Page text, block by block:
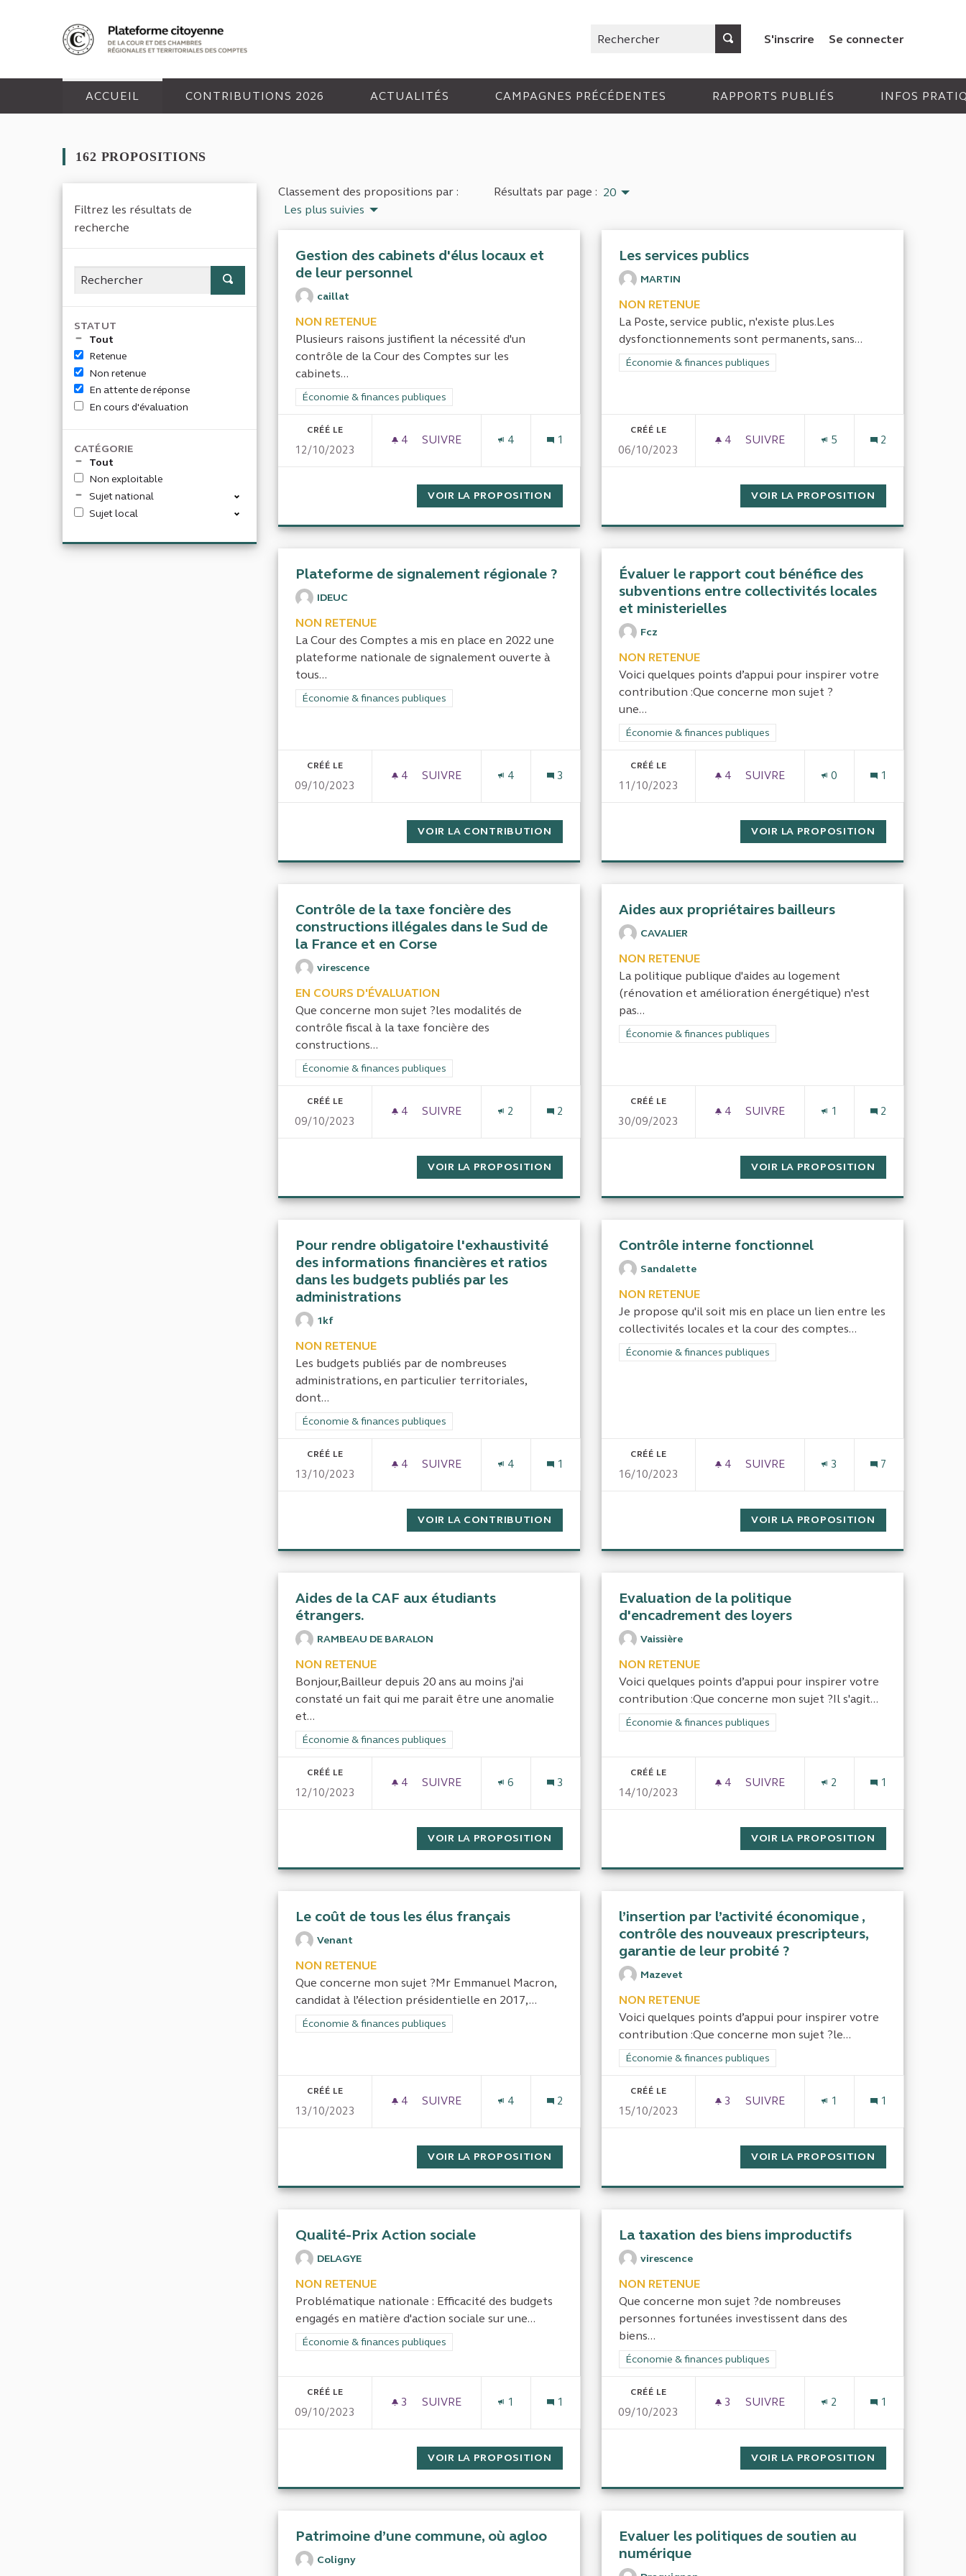
Rechercher S'inscrire Se connecter
ACCUEIL CONTRIBUTIONS 2026 ACTUALITÉS CAMPAGNES PRÉCÉDENTES RAPPORTS PUBLIÉS INFOS
162 PROPOSITIONS
Filtrez les résultats de
recherche
STATUT
Tout
Retenue
Non retenue
En attente de réponse
En cours d'évaluation
CATÉGORIE
Tout
Non exploitable
Sujet national
Sujet local
Classement des propositions par :
Les plus suivies
Résultats par page : 20
Gestion des cabinets d'élus locaux et
de leur personnel
caillat
NON RETENUE
Plusieurs raisons justifient la nécessité d'un
contrôle de la Cour des Comptes sur les
cabinets...
Filtrer les résultats de la catégorie : Économie & finances publiques
Économie & finances publiques
CRÉÉ LE
12/10/2023
4 4 ABONNÉS
SUIVRE
GESTION DES CABINETS D'ÉLUS LOCAUX ET DE LEUR PERSONNEL
4 1
VOIR LA PROPOSITION GESTION DES CABINETS D'ÉLUS LOCAUX ET DE LEUR PERSONNEL
Les services publics
MARTIN
NON RETENUE
La Poste, service public, n'existe plus.Les
dysfonctionnements sont permanents, sans...
Filtrer les résultats de la catégorie : Économie & finances publiques
Économie & finances publiques
CRÉÉ LE
06/10/2023
4 4 ABONNÉS
SUIVRE
5 2
VOIR LA PROPOSITION
Plateforme de signalement régionale ?
IDEUC
NON RETENUE
La Cour des Comptes a mis en place en 2022 une
plateforme nationale de signalement ouverte à
tous...
Filtrer les résultats de la catégorie : Économie & finances publiques
Économie & finances publiques
CRÉÉ LE
09/10/2023
4 4 ABONNÉS
SUIVRE
PLATEFORME DE SIGNALEMENT RÉGIONALE ?
4 3
VOIR LA CONTRIBUTION PLATEFORME DE SIGNALEMENT RÉGIONALE ?
Évaluer le rapport cout bénéfice des
subventions entre collectivités locales
et ministerielles
Fcz
NON RETENUE
Voici quelques points d’appui pour inspirer votre
contribution :Que concerne mon sujet ?
une...
Filtrer les résultats de la catégorie : Économie & finances publiques
Économie & finances publiques
CRÉÉ LE
11/10/2023
4 4 ABONNÉS
SUIVRE
0 1
VOIR LA PROPOSITION
Contrôle de la taxe foncière des
constructions illégales dans le Sud de
la France et en Corse
virescence
EN COURS D'ÉVALUATION
Que concerne mon sujet ?les modalités de
contrôle fiscal à la taxe foncière des
constructions...
Filtrer les résultats de la catégorie : Économie & finances publiques
Économie & finances publiques
CRÉÉ LE
09/10/2023
4 4 ABONNÉS
SUIVRE
CONTRÔLE DE LA TAXE FONCIÈRE DES CONSTRUCTIONS ILLÉGALES DANS LE SUD DE LA FRANCE ET
2 2
VOIR LA PROPOSITION CONTRÔLE DE LA TAXE FONCIÈRE DES CONSTRUCTIONS ILLÉGALES DANS
Aides aux propriétaires bailleurs
CAVALIER
NON RETENUE
La politique publique d'aides au logement
(rénovation et amélioration énergétique) n'est
pas...
Filtrer les résultats de la catégorie : Économie & finances publiques
Économie & finances publiques
CRÉÉ LE
30/09/2023
4 4 ABONNÉS
SUIVRE
1 2
VOIR LA PROPOSITION
Pour rendre obligatoire l'exhaustivité
des informations financières et ratios
dans les budgets publiés par les
administrations
1kf
NON RETENUE
Les budgets publiés par de nombreuses
administrations, en particulier territoriales,
dont...
Filtrer les résultats de la catégorie : Économie & finances publiques
Économie & finances publiques
CRÉÉ LE
13/10/2023
4 4 ABONNÉS
SUIVRE
POUR RENDRE OBLIGATOIRE L'EXHAUSTIVITÉ DES INFORMATIONS FINANCIÈRES ET RATIOS DANS
4 1
VOIR LA CONTRIBUTION POUR RENDRE OBLIGATOIRE L'EXHAUSTIVITÉ DES INFORMATIONS
Contrôle interne fonctionnel
Sandalette
NON RETENUE
Je propose qu'il soit mis en place un lien entre les
collectivités locales et la cour des comptes...
Filtrer les résultats de la catégorie : Économie & finances publiques
Économie & finances publiques
CRÉÉ LE
16/10/2023
4 4 ABONNÉS
SUIVRE
3 7
VOIR LA PROPOSITION
Aides de la CAF aux étudiants
étrangers.
RAMBEAU DE BARALON
NON RETENUE
Bonjour,Bailleur depuis 20 ans au moins j'ai
constaté un fait qui me parait être une anomalie
et...
Filtrer les résultats de la catégorie : Économie & finances publiques
Économie & finances publiques
CRÉÉ LE
12/10/2023
4 4 ABONNÉS
SUIVRE
AIDES DE LA CAF AUX ÉTUDIANTS ÉTRANGERS.
6 3
VOIR LA PROPOSITION AIDES DE LA CAF AUX ÉTUDIANTS ÉTRANGERS.
Evaluation de la politique
d'encadrement des loyers
Vaissière
NON RETENUE
Voici quelques points d’appui pour inspirer votre
contribution :Que concerne mon sujet ?Il s'agit...
Filtrer les résultats de la catégorie : Économie & finances publiques
Économie & finances publiques
CRÉÉ LE
14/10/2023
4 4 ABONNÉS
SUIVRE
2 1
VOIR LA PROPOSITION
Le coût de tous les élus français
Venant
NON RETENUE
Que concerne mon sujet ?Mr Emmanuel Macron,
candidat à l’élection présidentielle en 2017,...
Filtrer les résultats de la catégorie : Économie & finances publiques
Économie & finances publiques
CRÉÉ LE
13/10/2023
4 4 ABONNÉS
SUIVRE
LE COÛT DE TOUS LES ÉLUS FRANÇAIS
4 2
VOIR LA PROPOSITION LE COÛT DE TOUS LES ÉLUS FRANÇAIS
l’insertion par l’activité économique ,
contrôle des nouveaux prescripteurs,
garantie de leur probité ?
Mazevet
NON RETENUE
Voici quelques points d’appui pour inspirer votre
contribution :Que concerne mon sujet ?le...
Filtrer les résultats de la catégorie : Économie & finances publiques
Économie & finances publiques
CRÉÉ LE
15/10/2023
3 3 ABONNÉS
SUIVRE
1 1
VOIR LA PROPOSITION
Qualité-Prix Action sociale
DELAGYE
NON RETENUE
Problématique nationale : Efficacité des budgets
engagés en matière d'action sociale sur une...
Filtrer les résultats de la catégorie : Économie & finances publiques
Économie & finances publiques
CRÉÉ LE
09/10/2023
3 3 ABONNÉS
SUIVRE
1 1
VOIR LA PROPOSITION
La taxation des biens improductifs
virescence
NON RETENUE
Que concerne mon sujet ?de nombreuses
personnes fortunées investissent dans des
biens...
Filtrer les résultats de la catégorie : Économie & finances publiques
Économie & finances publiques
CRÉÉ LE
09/10/2023
3 3 ABONNÉS
SUIVRE
2 1
VOIR LA PROPOSITION
Patrimoine d’une commune, où agloo
Coligny
Evaluer les politiques de soutien au
numérique